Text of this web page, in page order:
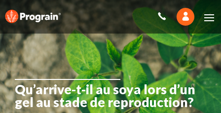
Qu’arrive-t-il au soya lors d’un
gel au stade de reproduction?